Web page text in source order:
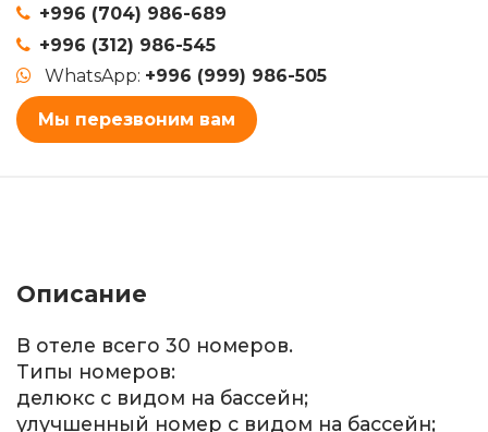
+996 (704) 986-689
+996 (312) 986-545
WhatsApp: +996 (999) 986-505
Мы перезвоним вам
Описание
В отеле всего 30 номеров.
Типы номеров:
делюкс с видом на бассейн;
улучшенный номер с видом на бассейн;